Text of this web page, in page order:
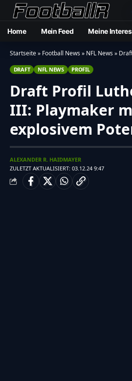
Home Mein Feed Meine
Startseite» Football News» NFL News»
DRAFT NFL NEWS PROFIL
Draft Profil
III: Playmaker
explosivem
ZULETZT AKTUALISIERT: 03.12.24 9:47
ALEXANDER R. HAIDMAYER